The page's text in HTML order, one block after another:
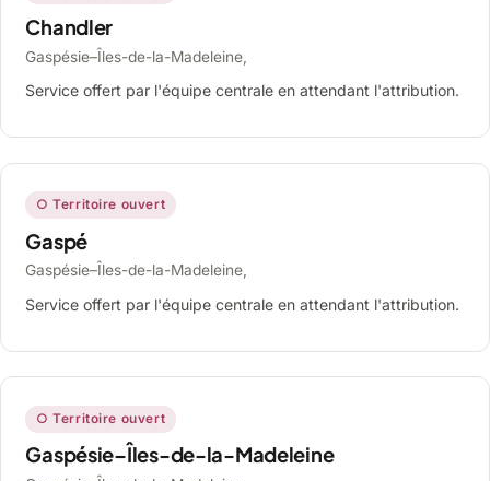
Chandler
Gaspésie–Îles-de-la-Madeleine,
Service offert par l'équipe centrale en attendant l'attribution.
○ Territoire ouvert
Gaspé
Gaspésie–Îles-de-la-Madeleine,
Service offert par l'équipe centrale en attendant l'attribution.
○ Territoire ouvert
Gaspésie–Îles-de-la-Madeleine